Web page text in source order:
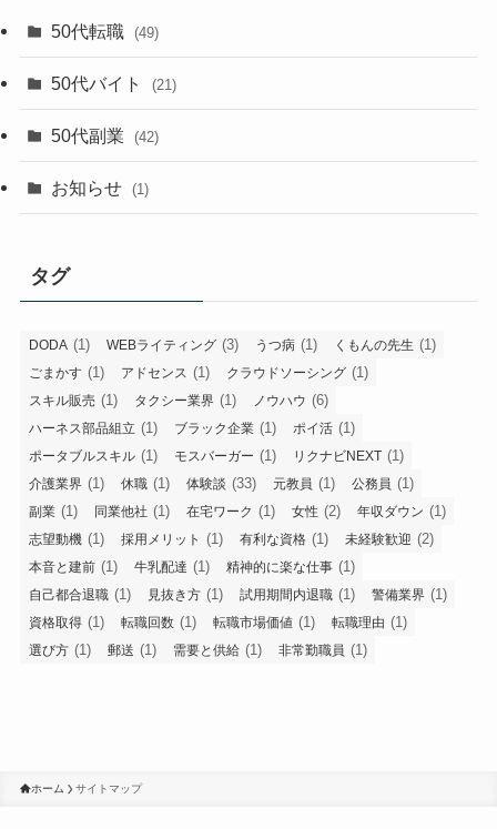
50代転職 (49)
50代バイト (21)
50代副業 (42)
お知らせ (1)
タグ
DODA (1) WEBライティング (3) うつ病 (1) くもんの先生 (1)
ごまかす (1) アドセンス (1) クラウドソーシング (1)
スキル販売 (1) タクシー業界 (1) ノウハウ (6)
ハーネス部品組立 (1) ブラック企業 (1) ポイ活 (1)
ポータブルスキル (1) モスバーガー (1) リクナビNEXT (1)
介護業界 (1) 休職 (1) 体験談 (33) 元教員 (1) 公務員 (1)
副業 (1) 同業他社 (1) 在宅ワーク (1) 女性 (2) 年収ダウン (1)
志望動機 (1) 採用メリット (1) 有利な資格 (1) 未経験歓迎 (2)
本音と建前 (1) 牛乳配達 (1) 精神的に楽な仕事 (1)
自己都合退職 (1) 見抜き方 (1) 試用期間内退職 (1) 警備業界 (1)
資格取得 (1) 転職回数 (1) 転職市場価値 (1) 転職理由 (1)
選び方 (1) 郵送 (1) 需要と供給 (1) 非常勤職員 (1)
ホーム サイトマップ